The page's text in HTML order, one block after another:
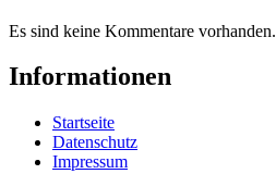
Es sind keine Kommentare vorhanden.
Informationen
Startseite
Datenschutz
Impressum